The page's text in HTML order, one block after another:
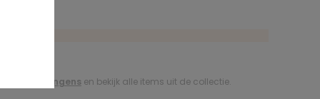
voor jongens en bekijk alle items uit de collectie.